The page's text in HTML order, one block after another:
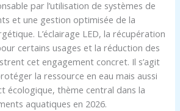
par l’utilisation de systèmes de
et une gestion optimisée de la
L’éclairage LED, la récupération
certains usages et la réduction des
cet engagement concret. Il s’agit
la ressource en eau mais aussi
écologique, thème central dans la
aquatiques en 2026.